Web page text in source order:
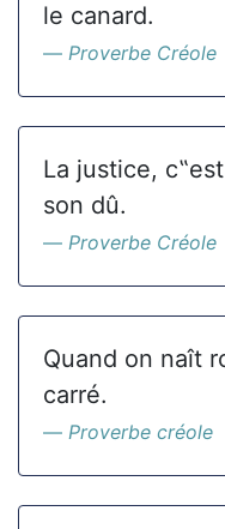
le canard.
Proverbe Créole
La justice,
son dû.
Proverbe Créole
Quand on naît
carré.
Proverbe créole